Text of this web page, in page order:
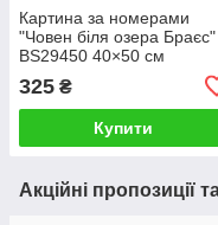
Картина за номерами
"Човен біля озера Браєс"
BS29450 40×50 см
325 ₴
Купити
Акційні пропозиції